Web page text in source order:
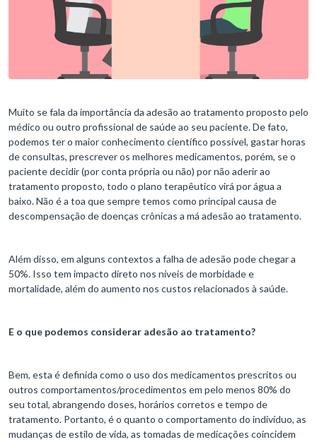
Muito se fala da importância da adesão ao tratamento proposto pelo
médico ou outro profissional de saúde ao seu paciente. De fato,
podemos ter o maior conhecimento científico possível, gastar horas
de consultas, prescrever os melhores medicamentos, porém, se o
paciente decidir (por conta própria ou não) por não aderir ao
tratamento proposto, todo o plano terapêutico virá por água a
baixo. Não é a toa que sempre temos como principal causa de
descompensação de doenças crônicas a má adesão ao tratamento.
Além disso, em alguns contextos a falha de adesão pode chegar a
50%. Isso tem impacto direto nos níveis de morbidade e
mortalidade, além do aumento nos custos relacionados à saúde.
E o que podemos considerar adesão ao tratamento?
Bem, esta é definida como o uso dos medicamentos prescritos ou
outros comportamentos/procedimentos em pelo menos 80% do
seu total, abrangendo doses, horários corretos e tempo de
tratamento. Portanto, é o quanto o comportamento do indivíduo, as
mudanças de estilo de vida, as tomadas de medicações coincidem